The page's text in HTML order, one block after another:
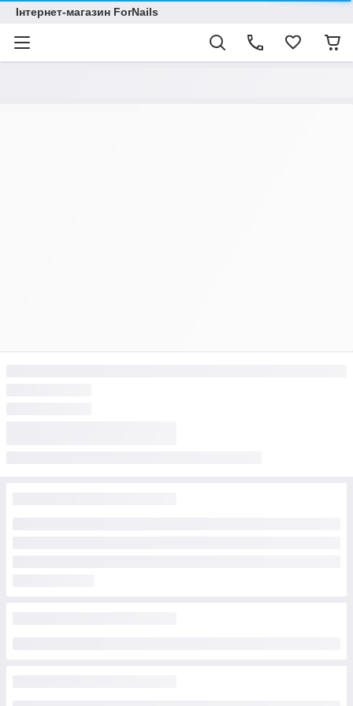
Інтернет-магазин ForNails